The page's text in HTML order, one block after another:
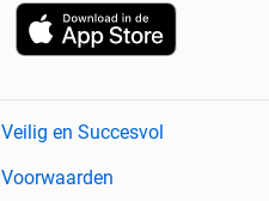
Veilig en Succesvol
Voorwaarden